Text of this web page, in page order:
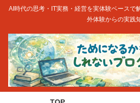
AI時代の思考・IT実務・経営を実体験ベースで
外体験からの実践